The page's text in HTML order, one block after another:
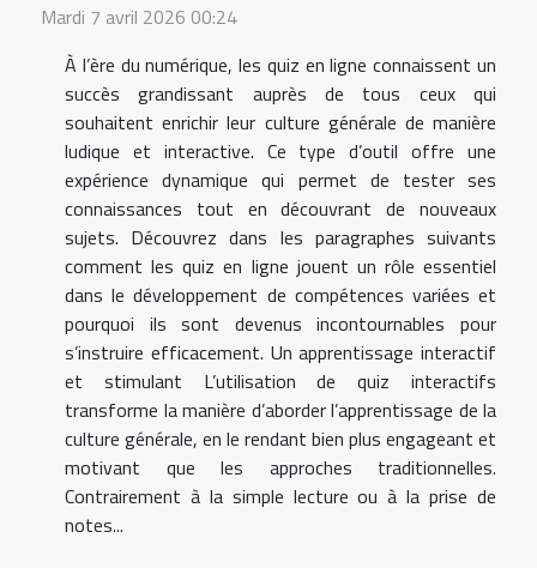
Mardi 7 avril 2026 00:24
À l’ère du numérique, les quiz en ligne connaissent un
succès grandissant auprès de tous ceux qui
souhaitent enrichir leur culture générale de manière
ludique et interactive. Ce type d’outil offre une
expérience dynamique qui permet de tester ses
connaissances tout en découvrant de nouveaux
sujets. Découvrez dans les paragraphes suivants
comment les quiz en ligne jouent un rôle essentiel
dans le développement de compétences variées et
pourquoi ils sont devenus incontournables pour
s’instruire efficacement. Un apprentissage interactif
et stimulant L’utilisation de quiz interactifs
transforme la manière d’aborder l’apprentissage de la
culture générale, en le rendant bien plus engageant et
motivant que les approches traditionnelles.
Contrairement à la simple lecture ou à la prise de
notes...